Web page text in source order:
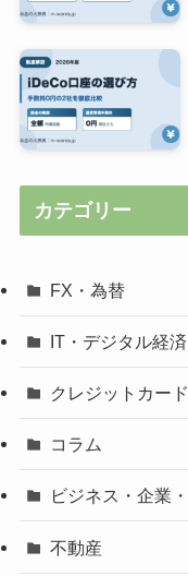
カテゴリー
FX・為替
IT・デジタル経済
クレジットカー
コラム
ビジネス・企業
不動産